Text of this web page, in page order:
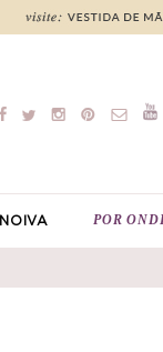
NOIVA POR